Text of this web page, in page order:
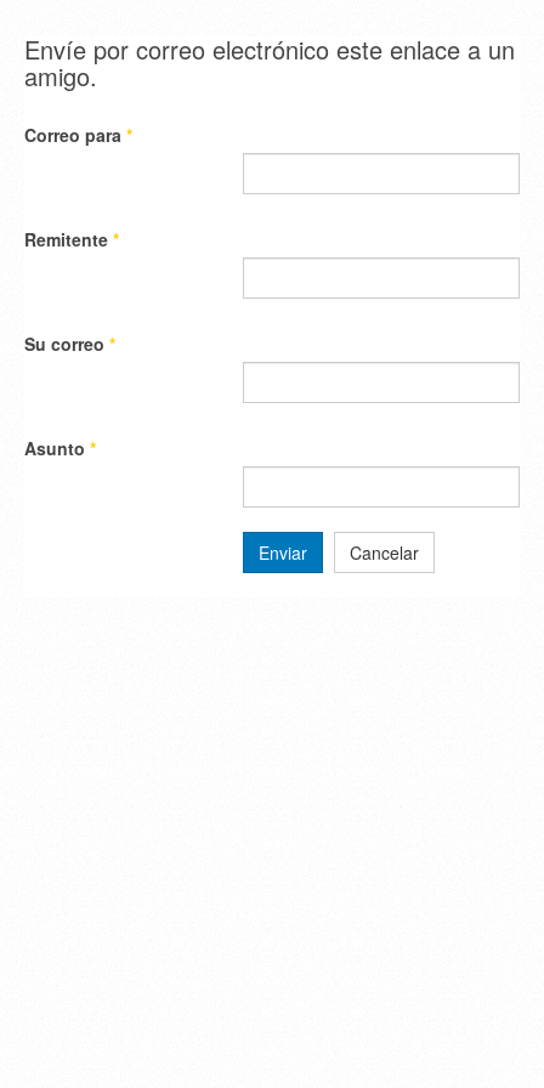
Envíe por correo electrónico este enlace a un
amigo.
Correo para *
Remitente *
Su correo *
Asunto *
Enviar Cancelar